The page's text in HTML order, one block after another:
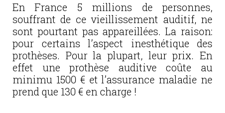
En France 5 millions de personnes,
souffrant de ce vieillissement auditif, ne
sont pourtant pas appareillées. La raison:
pour certains l’aspect inesthétique des
prothèses. Pour la plupart, leur prix. En
effet une prothèse auditive coûte au
minimu 1500 € et l’assurance maladie ne
prend que 130 € en charge !